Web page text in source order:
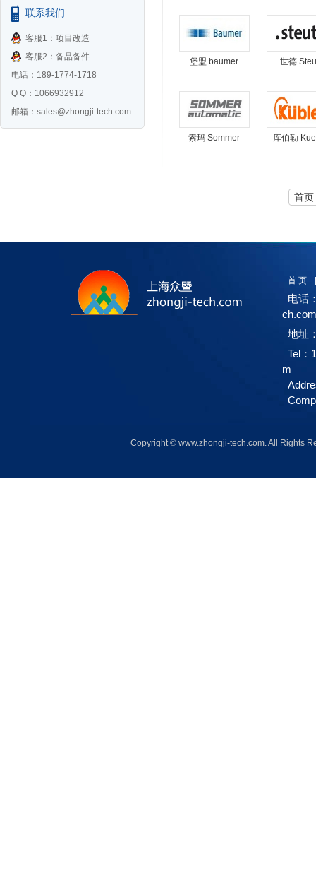
联系我们
客服1：项目改造
客服2：备品备件
电话：189-1774-1718
Q Q：1066932912
邮箱： sales@zhongji-tech.com
堡盟 baumer 世德
索玛 Sommer 库伯勒
首页
首 页
电话
ch.com
地址
Tel：
m
Copyright © www.zhongji-tech.com. All